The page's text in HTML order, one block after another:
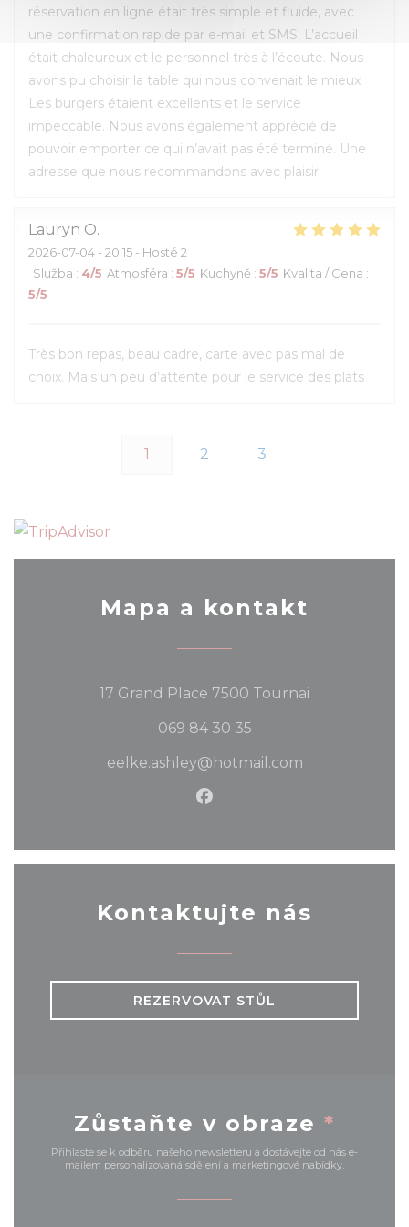
réservation en ligne était très simple et fluide, avec
une confirmation rapide par e-mail et SMS. L’accueil
était chaleureux et le personnel très à l’écoute. Nous
avons pu choisir la table qui nous convenait le mieux.
Les burgers étaient excellents et le service
impeccable. Nous avons également apprécié de
pouvoir emporter ce qui n’avait pas été terminé. Une
adresse que nous recommandons avec plaisir.
Lauryn O
2026-07-04 - 20:15 - Hosté 2
Služba : 4/5 Atmosféra : 5/5 Kuchyně : 5/5 Kvalita / Cena :
5/5
Très bon repas, beau cadre, carte avec pas mal de
choix. Mais un peu d’attente pour le service des plats
1 2 3
Mapa a kontakt
17 Grand Place 7500 Tournai
069 84 30 35
eelke.ashley@hotmail.com
Facebook ((otevře se v
Kontaktujte nás
REZERVOVAT STŮL
Zůstaňte v obraze *
Přihlaste se k odběru našeho newsletteru a dostávejte od nás e-
mailem personalizovaná sdělení a marketingové nabídky.